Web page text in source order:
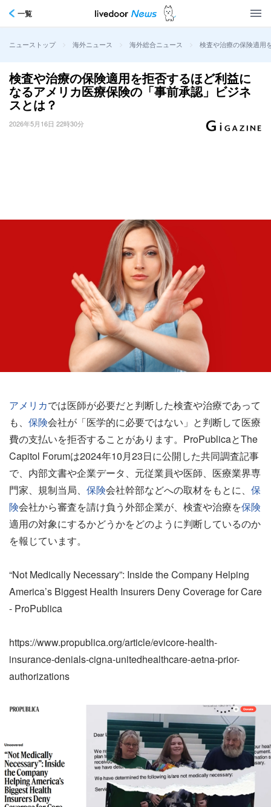
一覧
ニューストップ > 海外ニュース > 海外総合ニュース > 検査や治療の保険適用
検査や治療の保険適用を拒否するほど利益に
なるアメリカ医療保険の「事前承認」ビジネ
スとは？
2026年5月16日 22時30分
アメリカでは医師が必要だと判断した検査や治療であって
も、 保険会社が「医学的に必要ではない」と判断して医療
費の支払いを拒否することがあります。ProPublicaとThe
Capitol Forumは2024年10月23日に公開した共同調査記事
で、内部文書や企業データ、元従業員や医師、医療業界専
門家、規制当局、 保険会社幹部などへの取材をもとに、 保
険会社から審査を請け負う外部企業が、検査や治療を保険
適用の対象にするかどうかをどのように判断しているのか
を報じています。
“Not Medically Necessary”: Inside the Company Helping
America’s Biggest Health Insurers Deny Coverage for Care
- ProPublica
https://www.propublica.org/article/evicore-health-
insurance-denials-cigna-unitedhealthcare-aetna-prior-
authorizations